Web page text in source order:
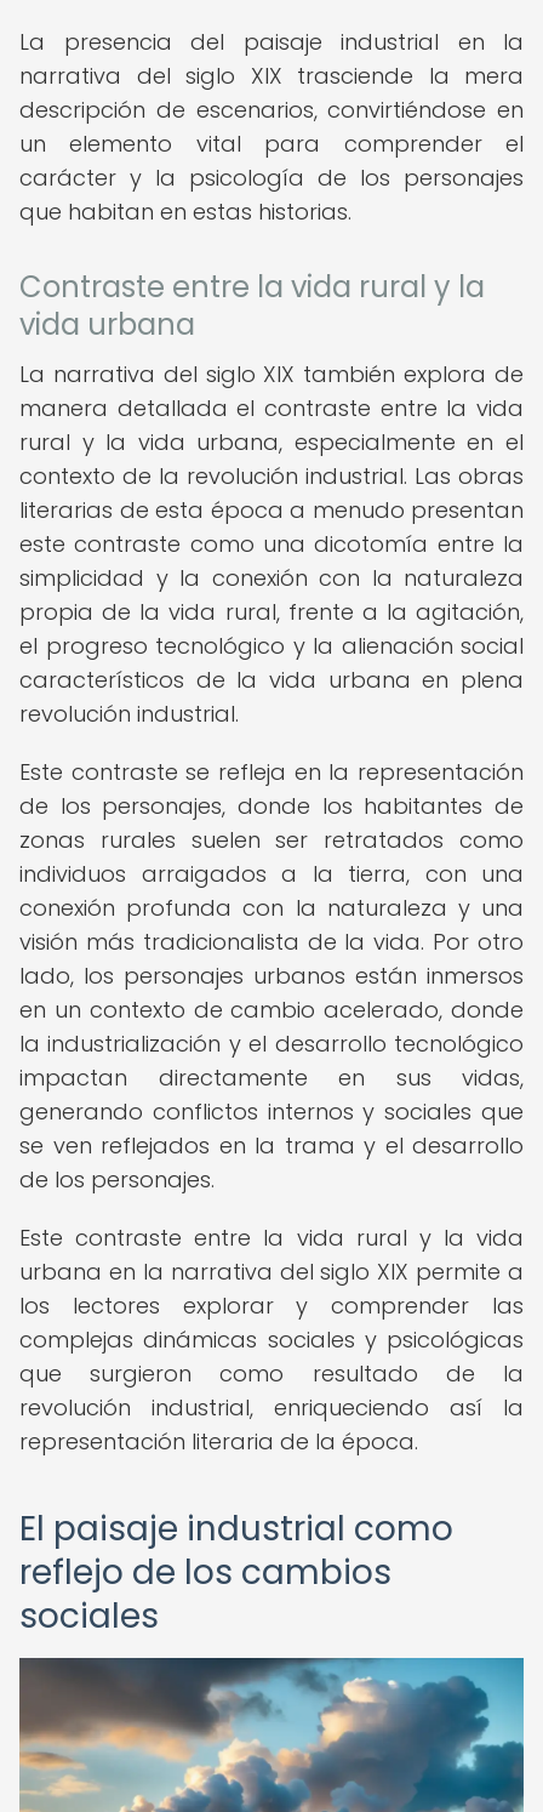
La presencia del paisaje industrial en la
narrativa del siglo XIX trasciende la mera
descripción de escenarios, convirtiéndose en
un elemento vital para comprender el
carácter y la psicología de los personajes
que habitan en estas historias.
Contraste entre la vida rural y la
vida urbana
La narrativa del siglo XIX también explora de
manera detallada el contraste entre la vida
rural y la vida urbana, especialmente en el
contexto de la revolución industrial. Las obras
literarias de esta época a menudo presentan
este contraste como una dicotomía entre la
simplicidad y la conexión con la naturaleza
propia de la vida rural, frente a la agitación,
el progreso tecnológico y la alienación social
característicos de la vida urbana en plena
revolución industrial.
Este contraste se refleja en la representación
de los personajes, donde los habitantes de
zonas rurales suelen ser retratados como
individuos arraigados a la tierra, con una
conexión profunda con la naturaleza y una
visión más tradicionalista de la vida. Por otro
lado, los personajes urbanos están inmersos
en un contexto de cambio acelerado, donde
la industrialización y el desarrollo tecnológico
impactan directamente en sus vidas,
generando conflictos internos y sociales que
se ven reflejados en la trama y el desarrollo
de los personajes.
Este contraste entre la vida rural y la vida
urbana en la narrativa del siglo XIX permite a
los lectores explorar y comprender las
complejas dinámicas sociales y psicológicas
que surgieron como resultado de la
revolución industrial, enriqueciendo así la
representación literaria de la época.
El paisaje industrial como
reflejo de los cambios
sociales